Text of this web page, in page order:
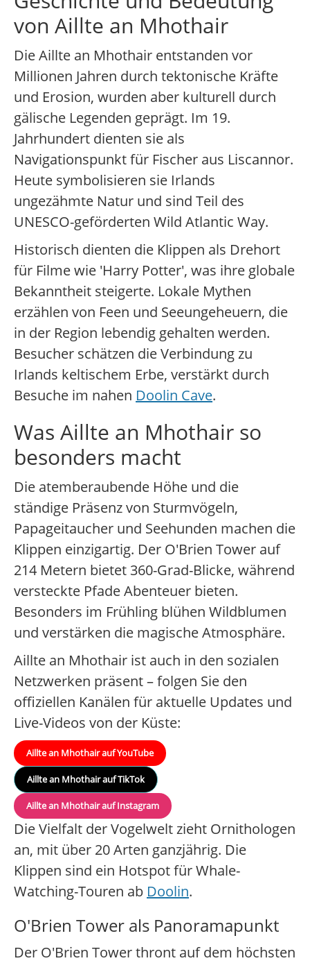
von Aillte an Mhothair
Die Aillte an Mhothair entstanden vor
Millionen Jahren durch tektonische Kräfte
und Erosion, wurden aber kulturell durch
gälische Legenden geprägt. Im 19.
Jahrhundert dienten sie als
Navigationspunkt für Fischer aus Liscannor.
Heute symbolisieren sie Irlands
ungezähmte Natur und sind Teil des
UNESCO-geförderten Wild Atlantic Way.
Historisch dienten die Klippen als Drehort
für Filme wie 'Harry Potter', was ihre globale
Bekanntheit steigerte. Lokale Mythen
erzählen von Feen und Seeungeheuern, die
in der Region lebendig gehalten werden.
Besucher schätzen die Verbindung zu
Irlands keltischem Erbe, verstärkt durch
Besuche im nahen Doolin Cave.
Was Aillte an Mhothair so
besonders macht
Die atemberaubende Höhe und die
ständige Präsenz von Sturmvögeln,
Papageitaucher und Seehunden machen die
Klippen einzigartig. Der O'Brien Tower auf
214 Metern bietet 360-Grad-Blicke, während
versteckte Pfade Abenteuer bieten.
Besonders im Frühling blühen Wildblumen
und verstärken die magische Atmosphäre.
Aillte an Mhothair ist auch in den sozialen
Netzwerken präsent – folgen Sie den
offiziellen Kanälen für aktuelle Updates und
Live-Videos von der Küste:
Aillte an Mhothair auf YouTube
Aillte an Mhothair auf TikTok
Aillte an Mhothair auf Instagram
Die Vielfalt der Vogelwelt zieht Ornithologen
an, mit über 20 Arten ganzjährig. Die
Klippen sind ein Hotspot für Whale-
Watching-Touren ab Doolin.
O'Brien Tower als Panoramapunkt
Der O'Brien Tower thront auf dem höchsten